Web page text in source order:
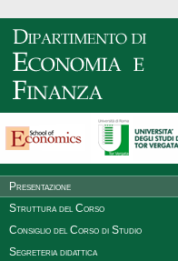
Presentazione
Struttura del Corso
Consiglio del Corso di Studio
Segreteria didattica